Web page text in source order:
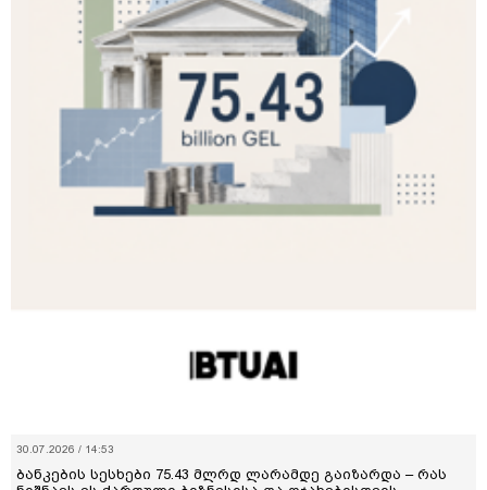
30.07.2026 / 14:53
ბანკების სესხები 75.43 მლრდ ლარამდე გაიზარდა – რას